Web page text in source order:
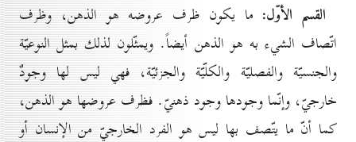
القسم الأوّل: ما يكون ظرف عروضه هو الذهن، وظرف
اتّصاف الشيء به هو الذهن أيضاً. ويمثّلون لذلك بمثل النوعيّة
والجنسيّة والفصليّة والكلّيّة والجزئيّة، فهي ليس لها وجودٌ
خارجيّ، وإنّما وجودها وجود ذهنيّ. فظرف عروضها هو الذهن،
كما أنّ ما يتّصف بها ليس هو الفرد الخارجيّ من الإنسان أو